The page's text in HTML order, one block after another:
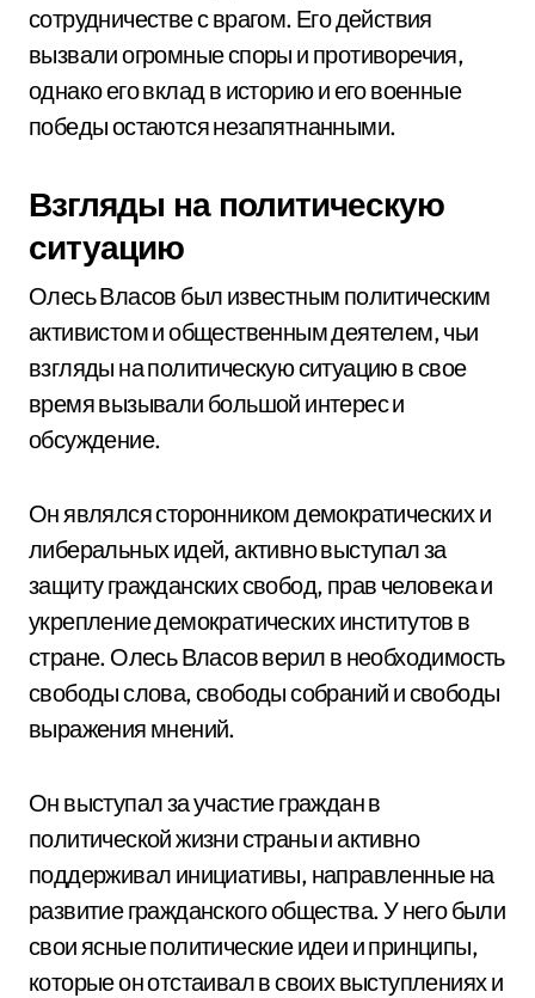
сотрудничестве с врагом. Его действия
вызвали огромные споры и противоречия,
однако его вклад в историю и его военные
победы остаются незапятнанными.
Взгляды на политическую
ситуацию
Олесь Власов был известным политическим
активистом и общественным деятелем, чьи
взгляды на политическую ситуацию в свое
время вызывали большой интерес и
обсуждение.
Он являлся сторонником демократических и
либеральных идей, активно выступал за
защиту гражданских свобод, прав человека и
укрепление демократических институтов в
стране. Олесь Власов верил в необходимость
свободы слова, свободы собраний и свободы
выражения мнений.
Он выступал за участие граждан в
политической жизни страны и активно
поддерживал инициативы, направленные на
развитие гражданского общества. У него были
свои ясные политические идеи и принципы,
которые он отстаивал в своих выступлениях и